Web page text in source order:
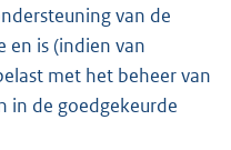
van de
en is (indien van
met het beheer van
in de goedgekeurde